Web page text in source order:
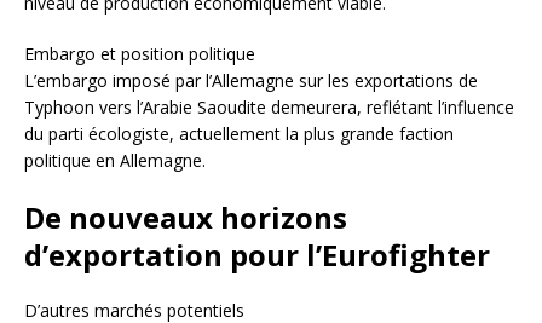
Embargo et position politique
L’embargo imposé par l’Allemagne sur les exportations de
Typhoon vers l’Arabie Saoudite demeurera, reflétant l’influence
du parti écologiste, actuellement la plus grande faction
politique en Allemagne.
De nouveaux horizons
d’exportation pour l’Eurofighter
D’autres marchés potentiels